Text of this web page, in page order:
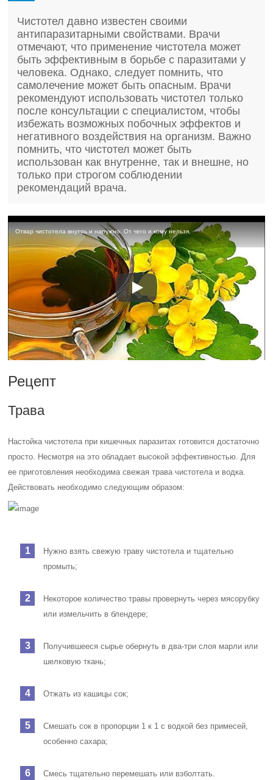
Чистотел давно известен своими
антипаразитарными свойствами. Врачи
отмечают, что применение чистотела может
быть эффективным в борьбе с паразитами у
человека. Однако, следует помнить, что
самолечение может быть опасным. Врачи
рекомендуют использовать чистотел только
после консультации с специалистом, чтобы
избежать возможных побочных эффектов и
негативного воздействия на организм. Важно
помнить, что чистотел может быть
использован как внутренне, так и внешне, но
только при строгом соблюдении
рекомендаций врача.
Отвар чистотела внутрь и наружно. От чего и кому нельзя.
Рецепт
Трава
Настойка чистотела при кишечных паразитах готовится достаточно
просто. Несмотря на это обладает высокой эффективностью. Для
ее приготовления необходима свежая трава чистотела и водка.
Действовать необходимо следующим образом:
Нужно взять свежую траву чистотела и тщательно
промыть;
Некоторое количество травы провернуть через мясорубку
или измельчить в блендере;
Получившееся сырье обернуть в два-три слоя марли или
шелковую ткань;
Отжать из кашицы сок;
Смешать сок в пропорции 1 к 1 с водкой без примесей,
особенно сахара;
Смесь тщательно перемешать или взболтать.